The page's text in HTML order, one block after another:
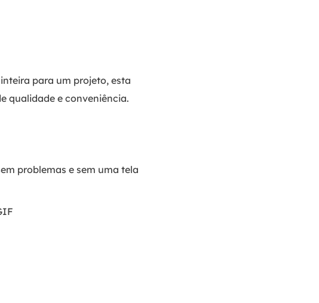
para um projeto, esta
qualidade e conveniência.
problemas e sem uma tela